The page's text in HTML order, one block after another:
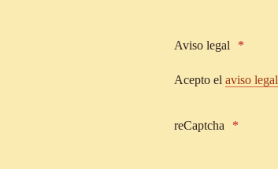
Aviso legal
Acepto el aviso legal
reCaptcha